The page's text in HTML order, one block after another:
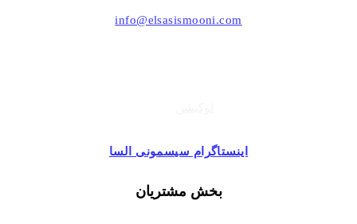
info@elsasismooni.com
اینستاگرام سیسمونی السا
بخش مشتریان